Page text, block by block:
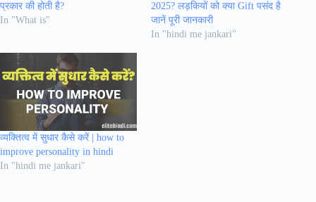
प्रकार की होती है?
In "What is"
2025? लड़कियों को क्या Gift पसंद है
जानें पूरी जानकारी
In "hindi me jankari"
व्यक्तित्व में सुधार कैसे करें | how to
improve personality in hindi
In "hindi me jankari"